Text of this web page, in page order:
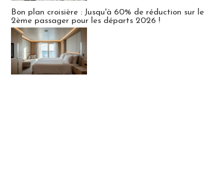
Bon plan croisière : Jusqu'à 60% de réduction sur le
2ème passager pour les départs 2026 !